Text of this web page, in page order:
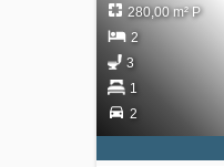
280,00 m² P
2
3
1
2